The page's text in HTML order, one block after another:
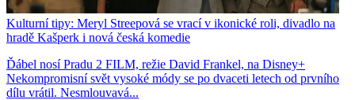
Kulturní tipy: Meryl Streepová se vrací v ikonické roli, divadlo na
hradě Kašperk i nová česká komedie
Ďábel nosí Pradu 2 FILM, režie David Frankel, na Disney+
Nekompromisní svět vysoké módy se po dvaceti letech od prvního
dílu vrátil. Nesmlouvavá...